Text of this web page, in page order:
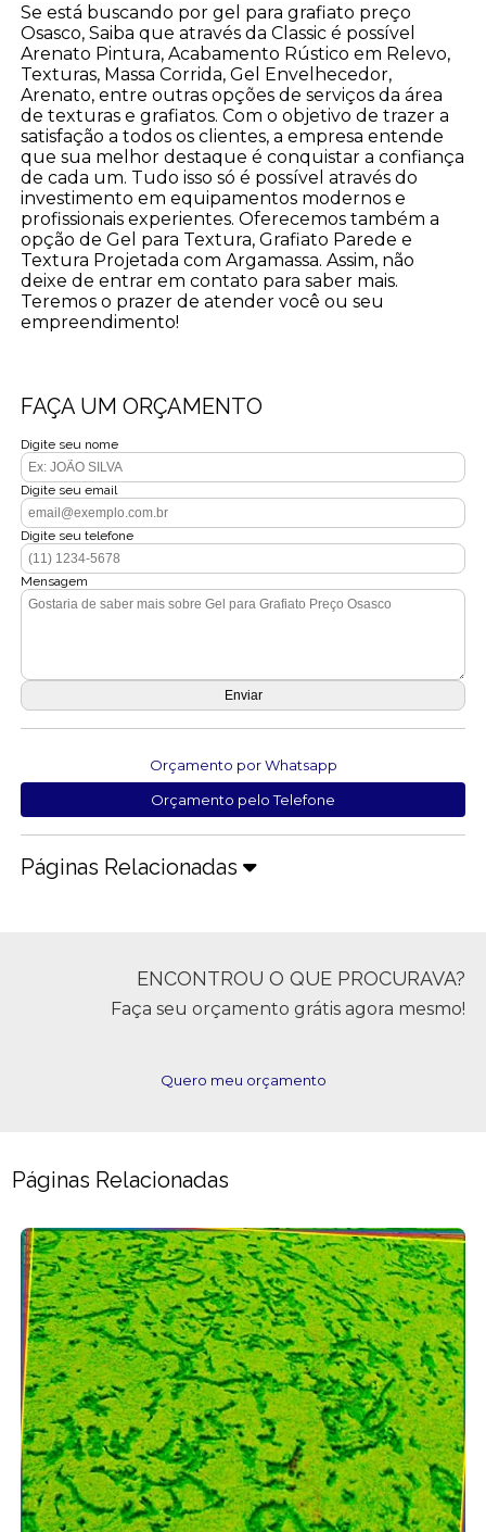
Se está buscando por gel para grafiato preço
Osasco, Saiba que através da Classic é possível
Arenato Pintura, Acabamento Rústico em Relevo,
Texturas, Massa Corrida, Gel Envelhecedor,
Arenato, entre outras opções de serviços da área
de texturas e grafiatos. Com o objetivo de trazer a
satisfação a todos os clientes, a empresa entende
que sua melhor destaque é conquistar a confiança
de cada um. Tudo isso só é possível através do
investimento em equipamentos modernos e
profissionais experientes. Oferecemos também a
opção de Gel para Textura, Grafiato Parede e
Textura Projetada com Argamassa. Assim, não
deixe de entrar em contato para saber mais.
Teremos o prazer de atender você ou seu
empreendimento!
FAÇA UM ORÇAMENTO
Digite seu nome
Digite seu email
Digite seu telefone
Mensagem
Orçamento por Whatsapp
Orçamento pelo Telefone
Páginas Relacionadas
ENCONTROU O QUE PROCURAVA?
Faça seu orçamento grátis agora mesmo!
Quero meu orçamento
Páginas Relacionadas